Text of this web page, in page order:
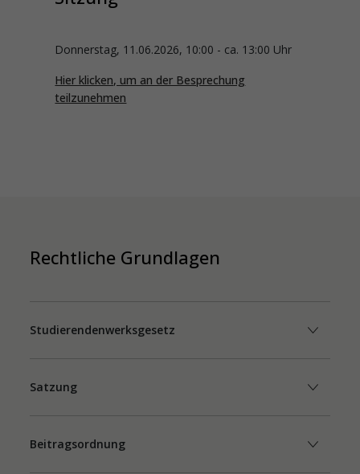
Donnerstag, 11.06.2026, 10:00 - ca. 13:00 Uhr
Hier klicken, um an der Besprechung
teilzunehmen
Rechtliche Grundlagen
Studierendenwerksgesetz
Satzung
Beitragsordnung